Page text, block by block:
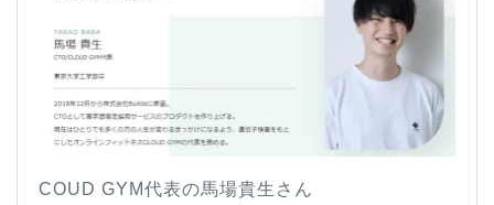
COUD GYM代表の馬場貴生さん